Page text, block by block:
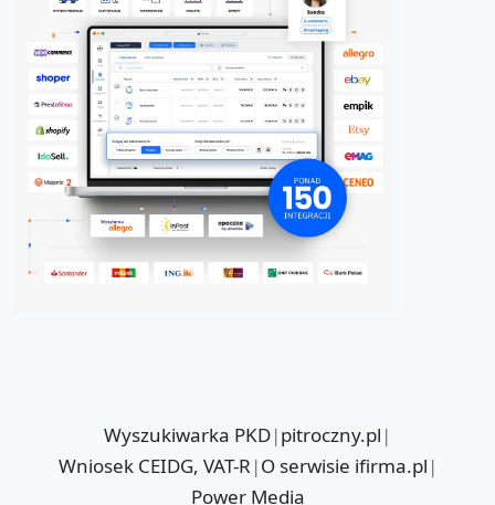
Wyszukiwarka PKD|pitroczny.pl |
Wniosek CEIDG, VAT-R |O serwisie ifirma.pl |
Power Media